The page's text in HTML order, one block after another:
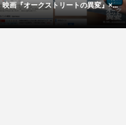
映画『オークストリートの異変』×...